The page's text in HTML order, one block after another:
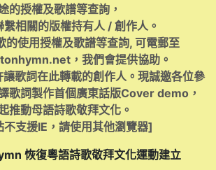
的授權及歌譜等查詢，
繫相關的版權持有人 / 創作人。
的使用授權及歌譜等查詢, 可電郵至
，我們會提供協助。
歌詞在此轉載的創作人。現誠邀各位參
歌詞製作首個廣東話版Cover demo，
推動母語詩歌敬拜文化。
不支援IE，請使用其他瀏覽器]
恢復粵語詩歌敬拜文化運動建立